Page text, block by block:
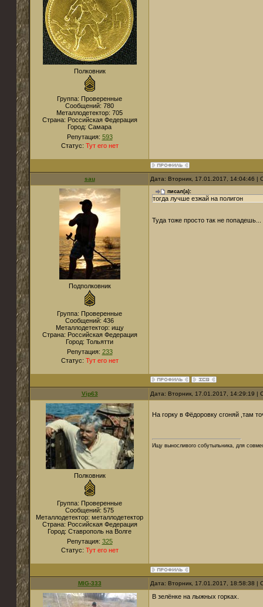
Полковник
Группа: Проверенные
Сообщений: 780
Металлодетектор: 705
Страна: Российская Федерация
Город: Самара
Репутация: 593
Статус: Тут его нет
sau Дата: Вторник, 17.01.2017, 14:04:46
Подполковник
Группа: Проверенные
Сообщений: 436
Металлодетектор: ищу
Страна: Российская Федерация
Город: Тольятти
Репутация: 233
Статус: Тут его нет
писал(а):
тогда лучше езжай на полигон
Туда тоже просто так не попадешь...
Vip63 Дата: Вторник, 17.01.2017, 14:29:19
Полковник
Группа: Проверенные
Сообщений: 575
Металлодетектор: металлодетектор
Страна: Российская Федерация
Город: Ставрополь на Волге
Репутация: 325
Статус: Тут его нет
На горку в Фёдоровку сгоняй ,там
Ищу выносливого собутыльника, для
MIG-333 Дата: Вторник, 17.01.2017, 18:58:38
В зелёнке на лыжных горках.